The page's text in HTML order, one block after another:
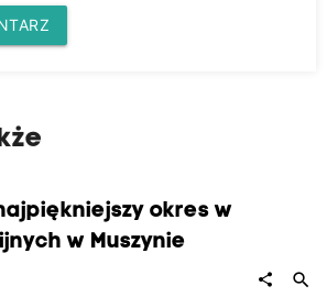
okres w
w Muszynie
share search